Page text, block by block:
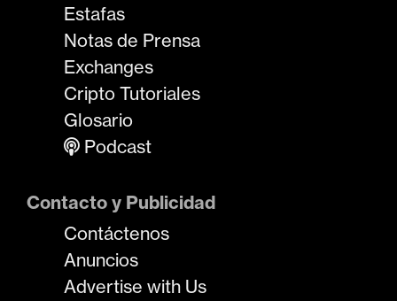
Estafas
Notas de Prensa
Exchanges
Cripto Tutoriales
Glosario
Podcast
Contacto y Publicidad
Contáctenos
Anuncios
Advertise with Us